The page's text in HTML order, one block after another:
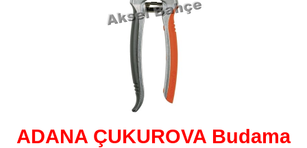
ADANA ÇUKUROVA Budama